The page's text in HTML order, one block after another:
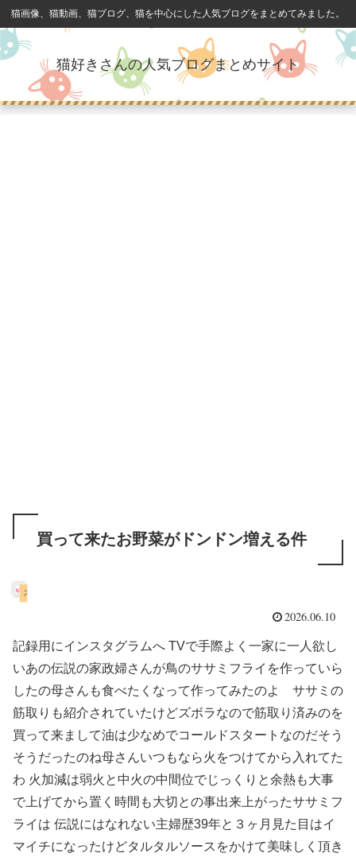
猫画像、猫動画、猫ブログ、猫を中心にした人気ブログをまとめてみました。
猫好きさんの人気ブログまとめサイト
買って来たお野菜がドンドン増える件
2026.06.10
記録用にインスタグラムへ TVで手際よく一家に一人欲し
いあの伝説の家政婦さんが鳥のササミフライを作っていら
したの母さんも食べたくなって作ってみたのよ ササミの
筋取りも紹介されていたけどズボラなので筋取り済みのを
買って来まして油は少なめでコールドスタートなのだそう
そうだったのね母さんいつもなら火をつけてから入れてた
わ 火加減は弱火と中火の中間位でじっくりと余熱も大事
で上げてから置く時間も大切との事出来上がったササミフ
ライは 伝説にはなれない主婦歴39年と３ヶ月見た目はイ
マイチになったけどタルタルソースをかけて美味しく頂き